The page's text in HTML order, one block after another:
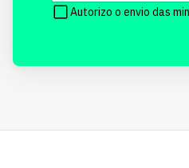
Autorizo o envio das